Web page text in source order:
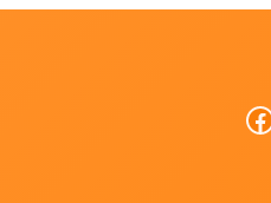
Facebook